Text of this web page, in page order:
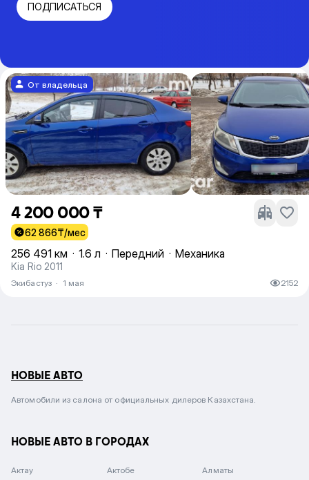
ПОДПИСАТЬСЯ
От владельца
4 200 000 ₸
62 866₸/мес
256 491 км · 1.6 л · Передний · Механика
Kia Rio 2011
Экибастуз · 1 мая 2152
НОВЫЕ АВТО
Автомобили из салона от официальных дилеров Казахстана.
НОВЫЕ АВТО В ГОРОДАХ
Актау Актобе Алматы